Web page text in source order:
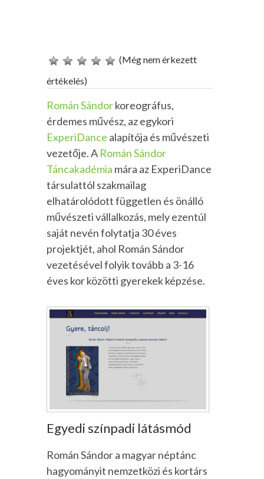
(Még nem érkezett
értékelés)
Román Sándorkoreográfus,
érdemes művész, az egykori
ExperiDance alapítója és művészeti
vezetője. A Román Sándor
Táncakadémia mára az ExperiDance
társulattól szakmailag
elhatárolódott független és önálló
művészeti vállalkozás, mely ezentúl
saját nevén folytatja 30 éves
projektjét, ahol Román Sándor
vezetésével folyik tovább a 3-16
éves kor közötti gyerekek képzése.
Egyedi színpadi látásmód
Román Sándor a magyar néptánc
hagyományit nemzetközi és kortárs